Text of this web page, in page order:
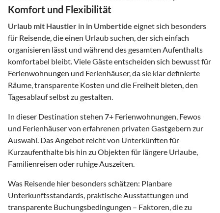
Komfort und Flexibilität
Urlaub mit Haustier in in Umbertide eignet sich besonders
für Reisende, die einen Urlaub suchen, der sich einfach
organisieren lässt und während des gesamten Aufenthalts
komfortabel bleibt. Viele Gäste entscheiden sich bewusst für
Ferienwohnungen und Ferienhäuser, da sie klar definierte
Räume, transparente Kosten und die Freiheit bieten, den
Tagesablauf selbst zu gestalten.
In dieser Destination stehen 7+ Ferienwohnungen, Fewos
und Ferienhäuser von erfahrenen privaten Gastgebern zur
Auswahl. Das Angebot reicht von Unterkünften für
Kurzaufenthalte bis hin zu Objekten für längere Urlaube,
Familienreisen oder ruhige Auszeiten.
Was Reisende hier besonders schätzen: Planbare
Unterkunftsstandards, praktische Ausstattungen und
transparente Buchungsbedingungen – Faktoren, die zu